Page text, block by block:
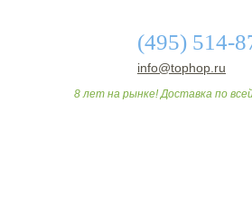
(495) 514-
info@tophop.ru
8 лет на рынке! Доставка по